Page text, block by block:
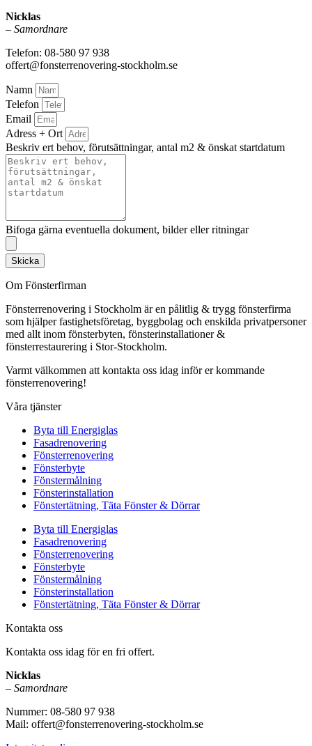
Nicklas
– Samordnare
Telefon: 08-580 97 938
offert@fonsterrenovering-stockholm.se
Namn
Telefon
Email
Adress + Ort
Beskriv ert behov, förutsättningar, antal m2 & önskat startdatum
Bifoga gärna eventuella dokument, bilder eller ritningar
Skicka
Om Fönsterfirman
Fönsterrenovering i Stockholm är en pålitlig & trygg fönsterfirma
som hjälper fastighetsföretag, byggbolag och enskilda privatpersoner
med allt inom fönsterbyten, fönsterinstallationer &
fönsterrestaurering i Stor-Stockholm.
Varmt välkommen att kontakta oss idag inför er kommande
fönsterrenovering!
Våra tjänster
Byta till Energiglas
Fasadrenovering
Fönsterrenovering
Fönsterbyte
Fönstermålning
Fönsterinstallation
Fönstertätning, Täta Fönster & Dörrar
Byta till Energiglas
Fasadrenovering
Fönsterrenovering
Fönsterbyte
Fönstermålning
Fönsterinstallation
Fönstertätning, Täta Fönster & Dörrar
Kontakta oss
Kontakta oss idag för en fri offert.
Nicklas
– Samordnare
Nummer: 08-580 97 938
Mail: offert@fonsterrenovering-stockholm.se